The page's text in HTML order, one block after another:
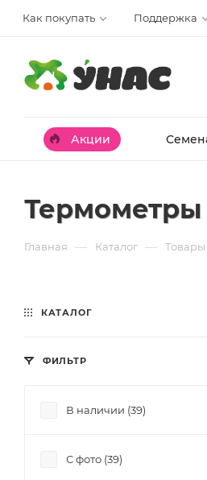
Как покупать Поддержка
Акции
Термометры
Главная — Каталог — Товары
КАТАЛОГ
ФИЛЬТР
В наличии (39)
С фото (39)